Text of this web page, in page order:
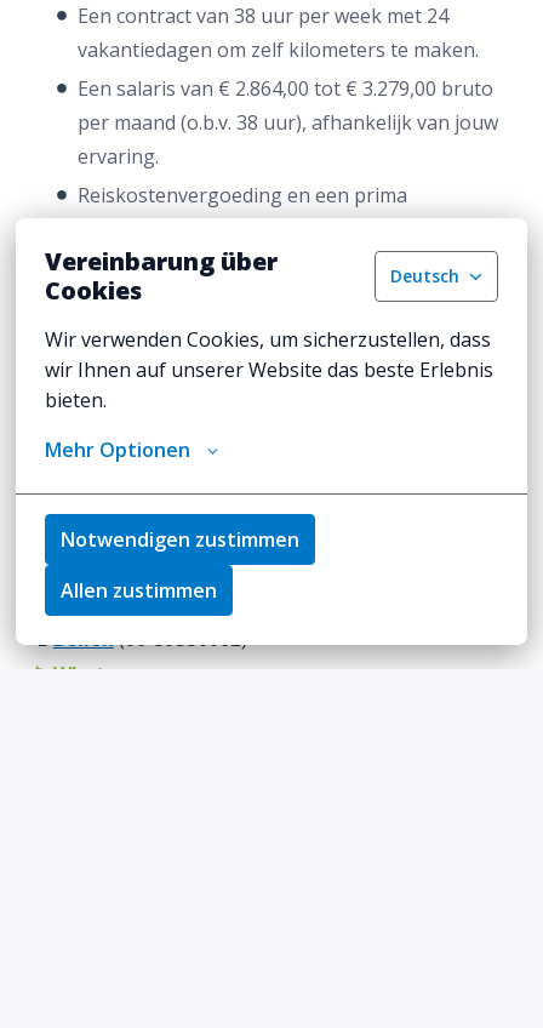
Vereinbarung über
Cookies
Deutsch
Wir verwenden Cookies, um sicherzustellen, dass
wir Ihnen auf unserer Website das beste Erlebnis
bieten.
Mehr Optionen
Notwendigen zustimmen
Allen zustimmen
Een contract van 38 uur per week met 24
vakantiedagen om zelf kilometers te maken.
Een salaris van € 2.864,00 tot € 3.279,00 bruto
per maand (o.b.v. 38 uur), afhankelijk van jouw
ervaring.
Reiskostenvergoeding en een prima
Volop mogelijkheden om jezelf te ontwikkelen
via trainingen.
Personeelskorting: 20% korting op fietsen en
10% korting op alle onderdelen en accessoires.
Sluit ook aan bij ons peloton!
Stuur dan je CV en laat in een motivatie weten
waarom we jou niet voorbij mogen laten fietsen.
Als je vragen over deze vacature hebt, kun je contact
opnemen met Recruitment:
📞Bellen(06-39530062)
📱Whatsapp